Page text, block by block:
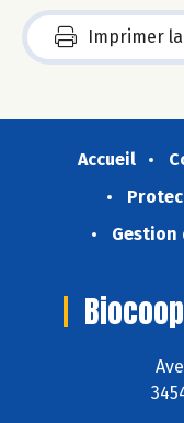
Imprimer
Accueil
Gestion